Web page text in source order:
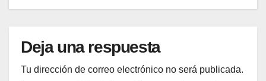
Deja una respuesta
Tu dirección de correo electrónico no será publicada.